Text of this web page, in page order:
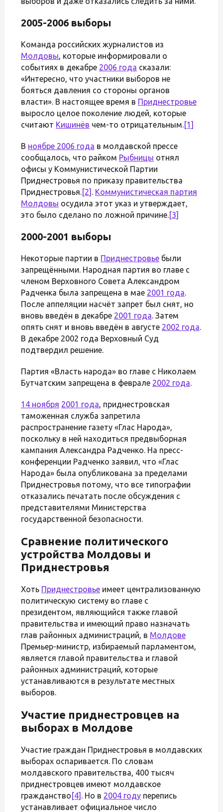
2005-2006 выборы
Команда российских журналистов из
Молдовы, которые информировали о
событиях в декабре 2006 года сказали:
«Интересно, что участники выборов не
бояться давления со стороны органов
власти». В настоящее время в Приднестровье
выросло целое поколение людей, которые
считают Кишинёв чем-то отрицательным.[1]
В ноябре 2006 года в молдавской прессе
сообщалось, что райком Рыбницы отнял
офисы у Коммунистической Партии
Приднестровья по приказу правительства
Приднестровья.[2] . Коммунистическая партия
Молдовы осудила этот указ и утверждает,
это было сделано по ложной причине.[3]
2000-2001 выборы
Некоторые партии в Приднестровье были
запрещёнными. Народная партия во главе с
членом Верховного Совета Александром
Радченка была запрещена в мае 2001 года.
После аппеляции насчёт запрет был снят, но
вновь введён в декабре 2001 года. Затем
опять снят и вновь введён в августе 2002 года.
В декабре 2002 года Верховный Суд
подтвердил решение.
Партия «Власть народа» во главе с Николаем
Бутчатским запрещена в феврале 2002 года.
14 ноября 2001 года, приднестровская
таможенная служба запретила
распространение газету «Глас Народа»,
поскольку в ней находиться предвыборная
кампания Александра Радченко. На пресс-
конференции Радченко заявил, что «Глас
Народа» была опубликована за пределами
Приднестровья потому, что все типографии
отказались печатать после обсуждения с
представителями Министерства
государственной безопасности.
Сравнение политического
устройства Молдовы и
Приднестровья
Хоть Приднестровье имеет централизованную
политическую систему во главе с
президентом, являющийся также главой
правительства и имеющий право назначать
глав районных администраций, в Молдове
Премьер-министр, избираемый парламентом,
является главой правительства и главой
районных администраций, которые
устанавливаются в результате местных
выборов.
Участие приднестровцев на
выборах в Молдове
Участие граждан Приднестровья в молдавских
выборах оспаривается. По словам
молдавского правительства, 400 тысяч
приднестровцев имеют молдавское
гражданство [4] . Но в 2004 году перепись
устанавливает официальное число